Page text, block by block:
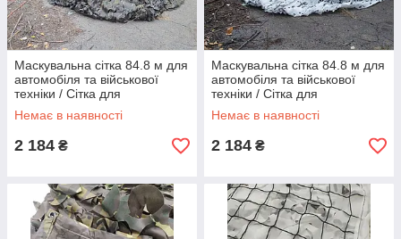
Маскувальна сітка 84.8 м для
автомобіля та військової
техніки / Сітка для
маскування Осінній
Мультикам Бруд Код/Артикул
Немає в наявності
2 184 ₴
Маскувальна сітка 84.8 м для
автомобіля та військової
техніки / Сітка для
маскування Мультикам Зима
Код/Артикул
Немає в наявності
2 184 ₴